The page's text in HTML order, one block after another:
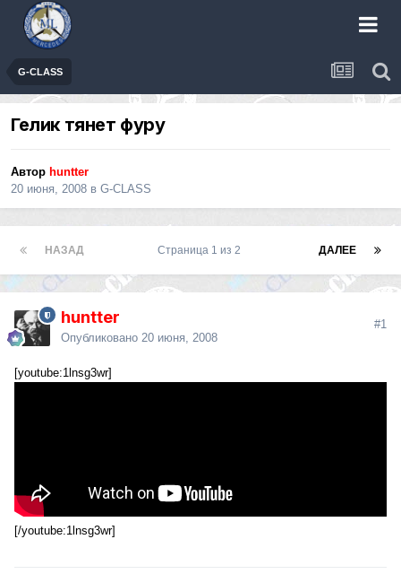
G-CLASS
Гелик тянет фуру
Автор huntter
20 июня, 2008 в G-CLASS
НАЗАД ДАЛЕЕ
Страница 1 из 2
huntter
Опубликовано 20 июня, 2008
#1
[youtube:1lnsg3wr]
[/youtube:1lnsg3wr]